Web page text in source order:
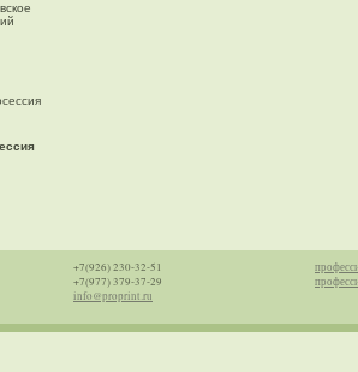
+7(926) 230-32-51
+7(977) 379-37-29
info@proprint.ru